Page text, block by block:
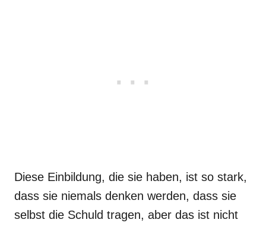
Diese Einbildung, die sie haben, ist so stark,
dass sie niemals denken werden, dass sie
selbst die Schuld tragen, aber das ist nicht